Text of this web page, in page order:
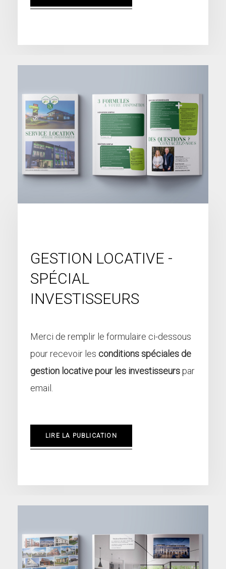
GESTION LOCATIVE -
SPÉCIAL
INVESTISSEURS
Merci de remplir le formulaire ci-dessous
pour recevoir les conditions spéciales de
gestion locative pour les investisseurspar
email.
LIRE LA PUBLICATION